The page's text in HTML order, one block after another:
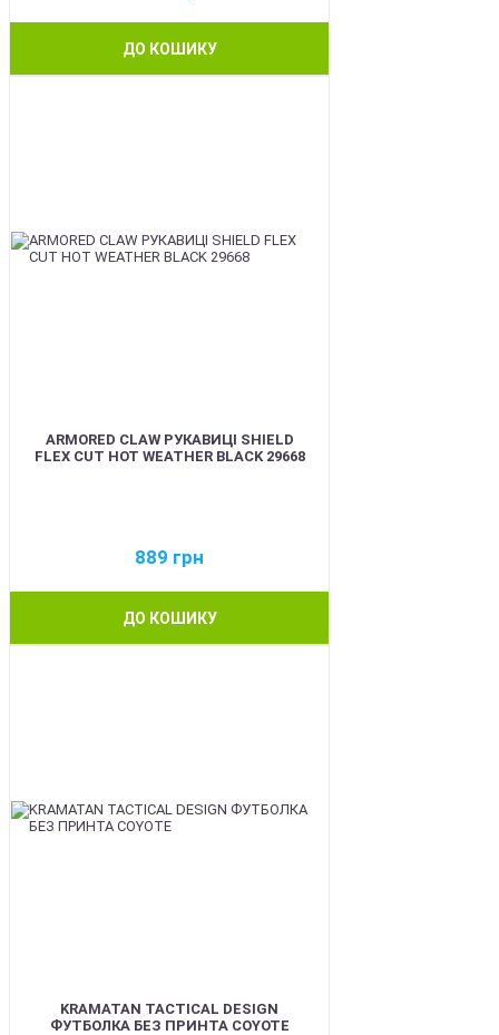
ДО КОШИКУ
ARMORED CLAW РУКАВИЦІ SHIELD
FLEX CUT HOT WEATHER BLACK 29668
889 грн
ДО КОШИКУ
KRAMATAN TACTICAL DESIGN
ФУТБОЛКА БЕЗ ПРИНТА COYOTE